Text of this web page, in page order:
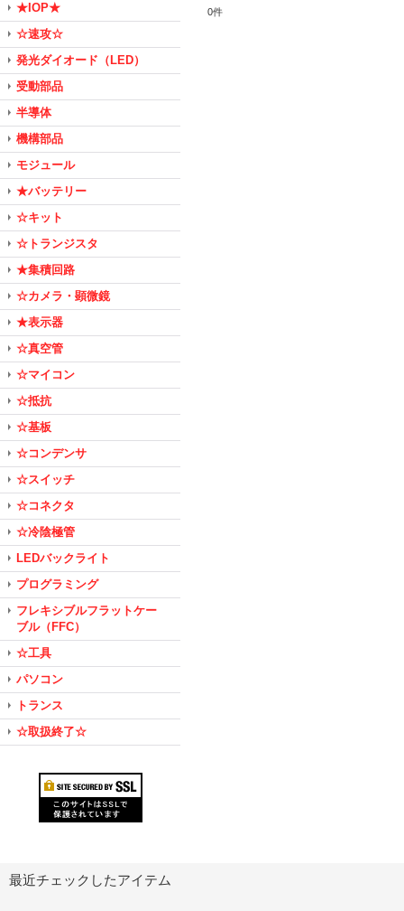
★IOP★
☆速攻☆
発光ダイオード（LED）
受動部品
半導体
機構部品
モジュール
★バッテリー
☆キット
☆トランジスタ
★集積回路
☆カメラ・顕微鏡
★表示器
☆真空管
☆マイコン
☆抵抗
☆基板
☆コンデンサ
☆スイッチ
☆コネクタ
☆冷陰極管
LEDバックライト
プログラミング
フレキシブルフラットケー
ブル（FFC）
☆工具
パソコン
トランス
☆取扱終了☆
0件
最近チェックしたアイテム